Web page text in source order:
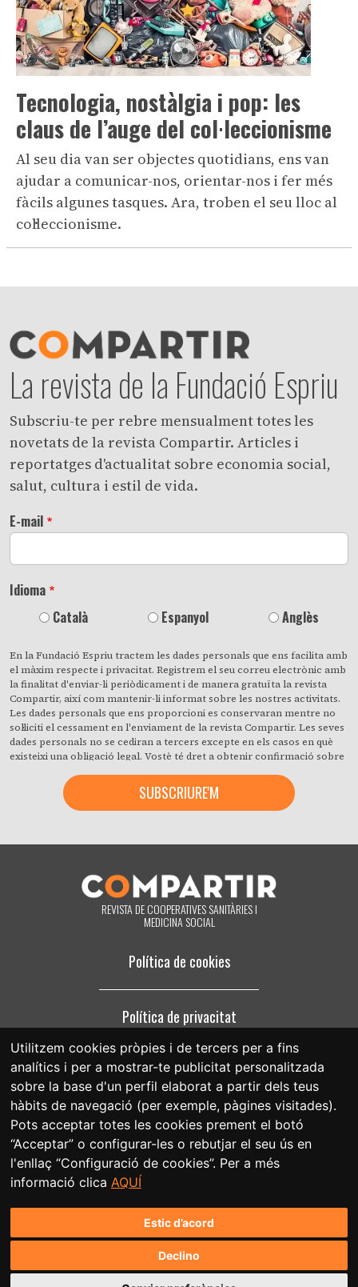
Utilitzem cookies pròpies i de tercers per a fins
analítics i per a mostrar-te publicitat personalitzada
sobre la base d'un perfil elaborat a partir dels teus
hàbits de navegació (per exemple, pàgines visitades).
Pots acceptar totes les cookies prement el botó
“Acceptar” o configurar-les o rebutjar el seu ús en
l'enllaç “Configuració de cookies”. Per a més
informació clica AQUÍ
Estic d’acord
Declino
Tecnologia, nostàlgia i pop: les
claus de l’auge del col·leccionisme
Al seu dia van ser objectes quotidians, ens van
ajudar a comunicar-nos, orientar-nos i fer més
fàcils algunes tasques. Ara, troben el seu lloc al
col·leccionisme.
La revista de la Fundació Espriu
Subscriu-te per rebre mensualment totes les
novetats de la revista Compartir. Articles i
reportatges d'actualitat sobre economia social,
salut, cultura i estil de vida.
E-mail
Idioma
Català
Espanyol Anglès
En la Fundació Espriu tractem les dades personals que ens facilita amb
el màxim respecte i privacitat. Registrem el seu correu electrònic amb
la finalitat d'enviar-li periòdicament i de manera gratuïta la revista
Compartir, així com mantenir-li informat sobre les nostres activitats.
Les dades personals que ens proporcioni es conservaran mentre no
sol·liciti el cessament en l'enviament de la revista Compartir. Les seves
dades personals no se cediran a tercers excepte en els casos en què
existeixi una obligació legal. Vostè té dret a obtenir confirmació sobre
revocar quan ho desitgi, amb efecte immediat, el seu consentiment per
a això. També pot accedir a les seves dades personals, rectificar els
que siguin inexactes o sol·licitar la seva supressió quan aquests ja no
expressament que puguem processar la seva informació d'acord amb
l'enllaç «donar-me de baixa» que hi ha al peu de pàgina de qualsevol
correu electrònic que rebi de la nostra part, o posant-se en contacte
amb nosaltres en el correu electrònic compartir@fespriu.org.
REVISTA DE COOPERATIVES SANITÀRIES I
MEDICINA SOCIAL
Política de cookies
Política de privacitat
Avís legal
Conceptualització i disseny web: Factoría Prisma